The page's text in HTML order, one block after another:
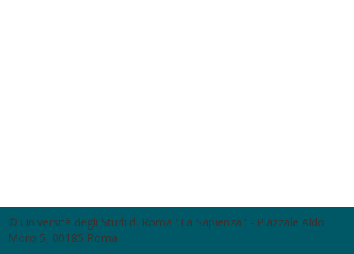
© Università degli Studi di Roma "La Sapienza" - Piazzale Aldo
Moro 5, 00185 Roma